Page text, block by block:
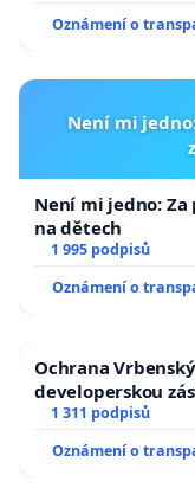
Oznámení o
Není mi
Není mi jedno:
na dětech
1 995 podpisů
Oznámení o
Ochrana
developerskou
1 311 podpisů
Oznámení o